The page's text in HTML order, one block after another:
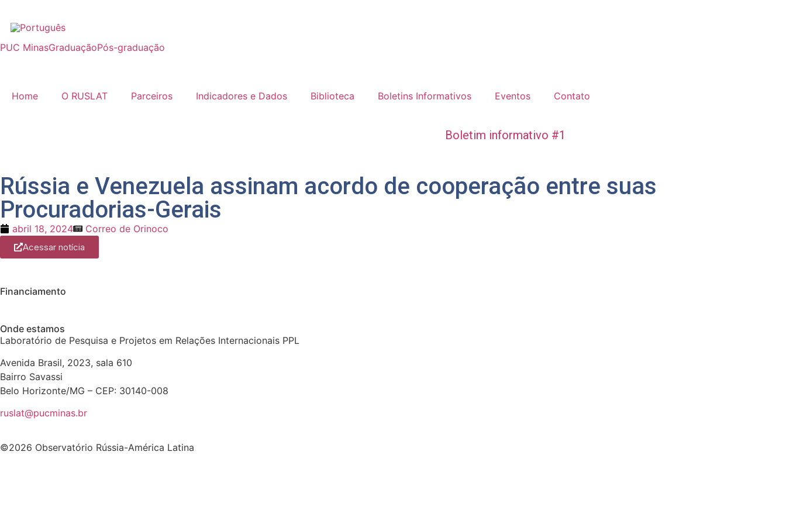
PUC MinasGraduaçãoPós-graduação
Home O RUSLAT Parceiros Indicadores e Dados Biblioteca Boletins Informativos Eventos Contato
Boletim informativo #1
Rússia e Venezuela assinam acordo de cooperação entre suas
Procuradorias-Gerais
abril 18, 2024 Correo de Orinoco
Acessar notícia
Financiamento
Onde estamos
Laboratório de Pesquisa e Projetos em Relações Internacionais PPL
Avenida Brasil, 2023, sala 610
Bairro Savassi
Belo Horizonte/MG – CEP: 30140-008
ruslat@pucminas.br
©2026 Observatório Rússia-América Latina